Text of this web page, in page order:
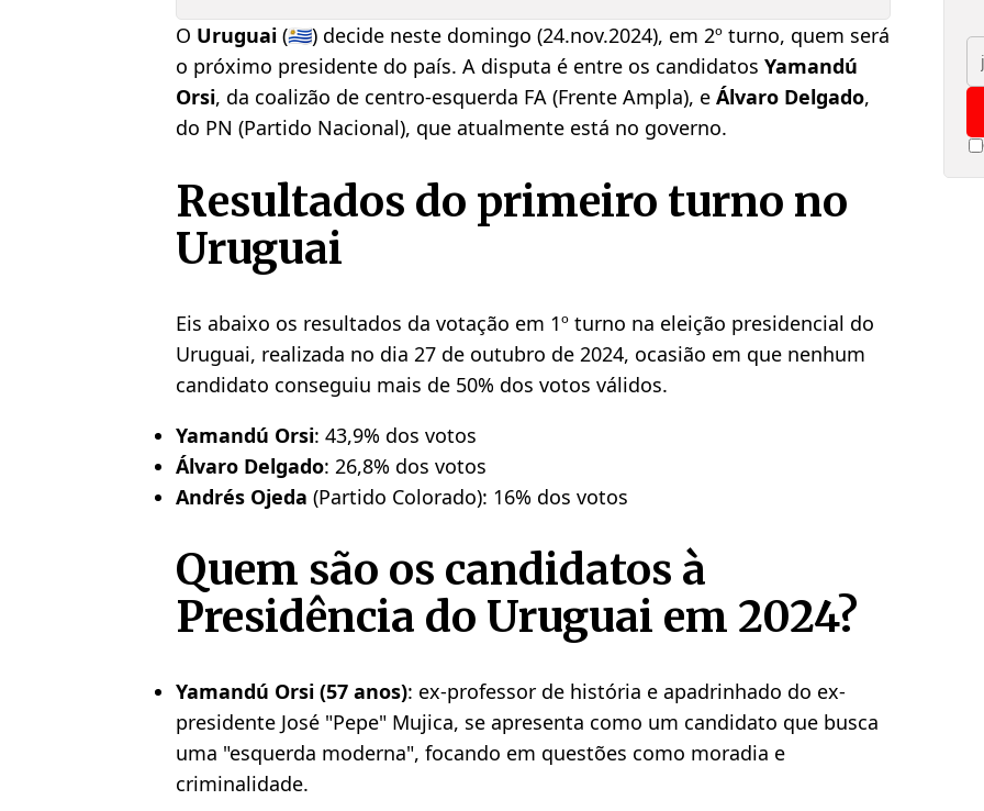
O Uruguai (🇺🇾) decide neste domingo (24.nov.2024), em 2º turno, quem será
o próximo presidente do país. A disputa é entre os candidatos Yamandú
Orsi, da coalizão de centro-esquerda FA (Frente Ampla), e Álvaro Delgado,
do PN (Partido Nacional), que atualmente está no governo.
Resultados do primeiro turno no
Uruguai
Eis abaixo os resultados da votação em 1º turno na eleição presidencial do
Uruguai, realizada no dia 27 de outubro de 2024, ocasião em que nenhum
candidato conseguiu mais de 50% dos votos válidos.
Yamandú Orsi: 43,9% dos votos
Álvaro Delgado: 26,8% dos votos
Andrés Ojeda (Partido Colorado): 16% dos votos
Quem são os candidatos à
Presidência do Uruguai em 2024?
Yamandú Orsi (57 anos): ex-professor de história e apadrinhado do ex-
presidente José "Pepe" Mujica, se apresenta como um candidato que busca
uma "esquerda moderna", focando em questões como moradia e
criminalidade.